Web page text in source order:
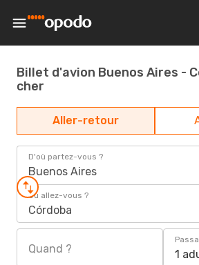
Billet d'avion Buenos Aires -
cher
Aller-retour
D'où partez-vous ?
Buenos Aires
Où allez-vous ?
Córdoba
Quand ? 1